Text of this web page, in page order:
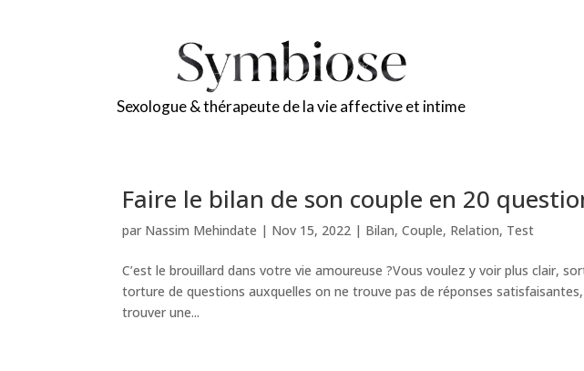
Sexologue & thérapeute de la vie affective et intime
Faire le bilan de son couple en 20
par Nassim Mehindate | Nov 15, 2022 | Bilan,Couple, Relation, Test
C’est le brouillard dans votre vie amoureuse ?Vous voulez y voir plus clair,
torture de questions auxquelles on ne trouve pas de réponses
trouver une...